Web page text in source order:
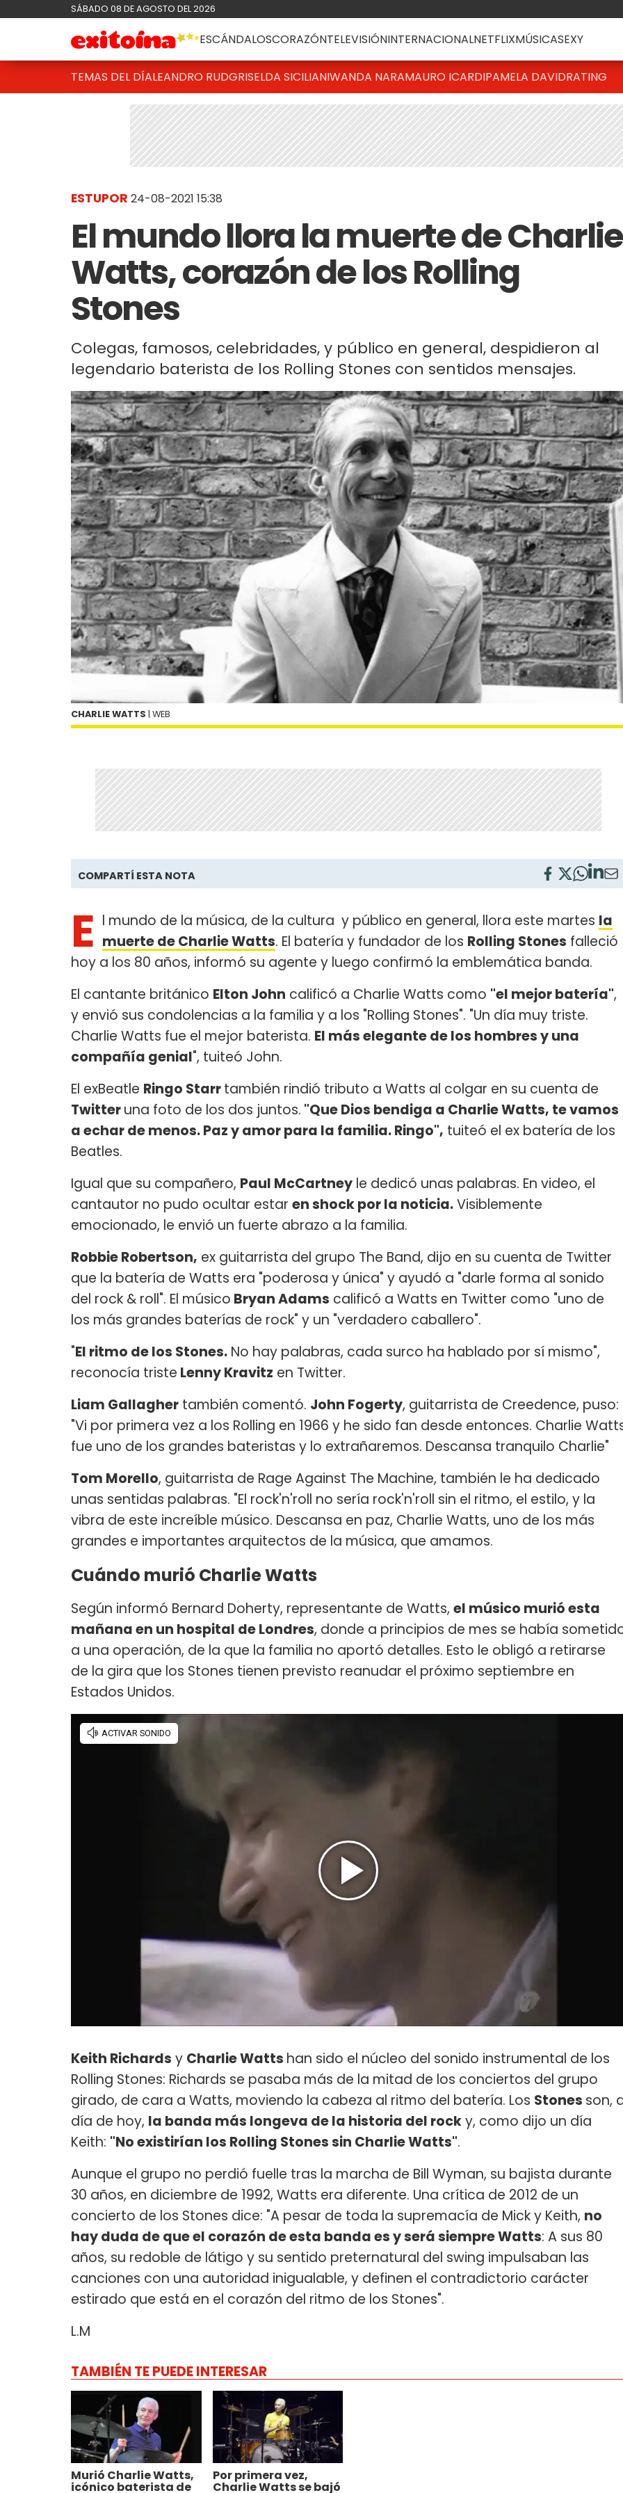
SÁBADO 08 DE AGOSTO DEL 2026
ESCÁNDALOSCORAZÓNTELEVISIÓNINTERNACIONALNETFLIXMÚSICASEXY
TEMAS DEL DÍALEANDRO RUDGRISELDA SICILIANIWANDA NARAMAURO ICARDIPAMELA DAVIDRATING
ESTUPOR 24-08-2021 15:38
El mundo llora la muerte de Charlie
Watts, corazón de los Rolling
Stones
Colegas, famosos, celebridades, y público en general, despidieron al
legendario baterista de los Rolling Stones con sentidos mensajes.
CHARLIE WATTS | WEB
COMPARTÍ ESTA NOTA
E l mundo de la música, de la cultura y público en general, llora este martes la
muerte de Charlie Watts. El batería y fundador de los Rolling Stones falleció
hoy a los 80 años, informó su agente y luego confirmó la emblemática banda.
El cantante británico Elton John calificó a Charlie Watts como "el mejor batería",
y envió sus condolencias a la familia y a los "Rolling Stones". "Un día muy triste.
Charlie Watts fue el mejor baterista. El más elegante de los hombres y una
compañía genial", tuiteó John.
El exBeatle Ringo Starrtambién rindió tributo a Watts al colgar en su cuenta de
Twitteruna foto de los dos juntos. "Que Dios bendiga a Charlie Watts, te vamos
a echar de menos. Paz y amor para la familia. Ringo", tuiteó el ex batería de los
Beatles.
Igual que su compañero, Paul McCartney le dedicó unas palabras. En video, el
cantautor no pudo ocultar estar en shock por la noticia.Visiblemente
emocionado, le envió un fuerte abrazo a la familia.
Robbie Robertson, ex guitarrista del grupo The Band, dijo en su cuenta de Twitter
que la batería de Watts era "poderosa y única" y ayudó a "darle forma al sonido
del rock & roll". El músico Bryan Adams calificó a Watts en Twitter como "uno de
los más grandes baterías de rock" y un "verdadero caballero".
"El ritmo de los Stones. No hay palabras, cada surco ha hablado por sí mismo",
reconocía triste Lenny Kravitz en Twitter.
Liam Gallagher también comentó. John Fogerty, guitarrista de Creedence, puso:
"Vi por primera vez a los Rolling en 1966 y he sido fan desde entonces. Charlie
fue uno de los grandes bateristas y lo extrañaremos. Descansa tranquilo Charlie"
Tom Morello, guitarrista de Rage Against The Machine, también le ha dedicado
unas sentidas palabras. "El rock'n'roll no sería rock'n'roll sin el ritmo, el estilo, y la
vibra de este increíble músico. Descansa en paz, Charlie Watts, uno de los más
grandes e importantes arquitectos de la música, que amamos.
Cuándo murió Charlie Watts
Según informó Bernard Doherty, representante de Watts, el músico murió esta
mañana en un hospital de Londres, donde a principios de mes se había
a una operación, de la que la familia no aportó detalles. Esto le obligó a retirarse
de la gira que los Stones tienen previsto reanudar el próximo septiembre en
Estados Unidos.
Keith Richards y Charlie Watts han sido el núcleo del sonido instrumental de los
Rolling Stones: Richards se pasaba más de la mitad de los conciertos del grupo
girado, de cara a Watts, moviendo la cabeza al ritmo del batería. Los Stones son,
día de hoy, la banda más longeva de la historia del rocky, como dijo un día
Keith: "No existirían los Rolling Stones sin Charlie Watts".
Aunque el grupo no perdió fuelle tras la marcha de Bill Wyman, su bajista durante
30 años, en diciembre de 1992, Watts era diferente. Una crítica de 2012 de un
concierto de los Stones dice: "A pesar de toda la supremacía de Mick y Keith, no
hay duda de que el corazón de esta banda es y será siempre Watts: A sus 80
años, su redoble de látigo y su sentido preternatural del swing impulsaban las
canciones con una autoridad inigualable, y definen el contradictorio carácter
estirado que está en el corazón del ritmo de los Stones".
L.M
TAMBIÉN TE PUEDE INTERESAR
Murió Charlie Watts,
icónico baterista de
Por primera vez,
Charlie Watts se bajó